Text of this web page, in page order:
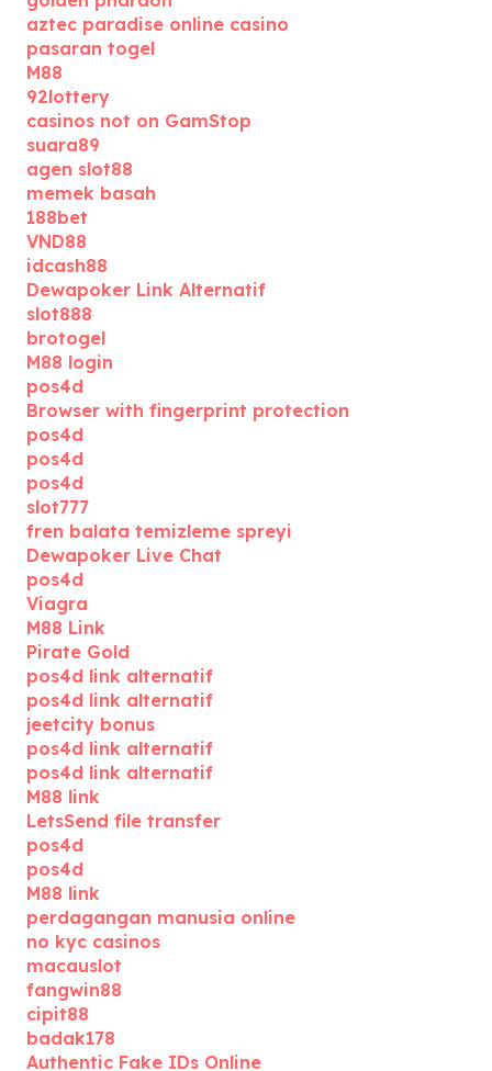
aztec paradise online casino
pasaran togel
M88
92lottery
casinos not on GamStop
suara89
agen slot88
memek basah
188bet
VND88
idcash88
Dewapoker Link Alternatif
slot888
brotogel
M88 login
pos4d
Browser with fingerprint protection
pos4d
pos4d
pos4d
slot777
fren balata temizleme spreyi
Dewapoker Live Chat
pos4d
Viagra
M88 Link
Pirate Gold
pos4d link alternatif
pos4d link alternatif
jeetcity bonus
pos4d link alternatif
pos4d link alternatif
M88 link
LetsSend file transfer
pos4d
pos4d
M88 link
perdagangan manusia online
no kyc casinos
macauslot
fangwin88
cipit88
badak178
Authentic Fake IDs Online